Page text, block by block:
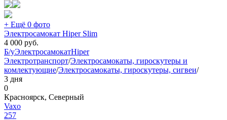
+ Ещё 0 фото
Электросамокат Hiper Slim
4 000 руб.
Б/уЭлектросамокатHiper
Электротранспорт/Электросамокаты, гироскутеры и
комлектующие/Электросамокаты, гироскутеры, сигвеи/
3 дня
0
Красноярск, Северный
Vaxo
257